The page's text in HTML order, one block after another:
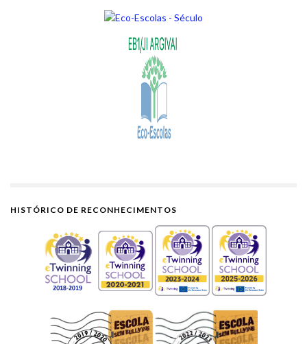
HISTÓRICO DE RECONHECIMENTOS